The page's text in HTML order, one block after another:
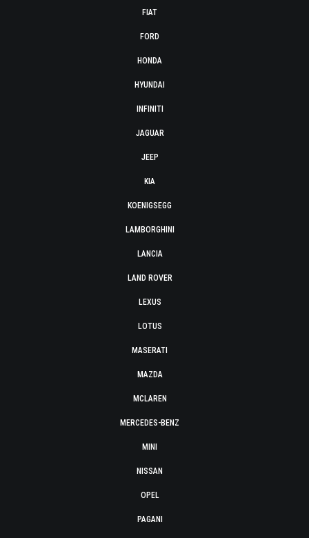
FIAT
FORD
HONDA
HYUNDAI
INFINITI
JAGUAR
JEEP
KIA
KOENIGSEGG
LAMBORGHINI
LANCIA
LAND ROVER
LEXUS
LOTUS
MASERATI
MAZDA
MCLAREN
MERCEDES-BENZ
MINI
NISSAN
OPEL
PAGANI